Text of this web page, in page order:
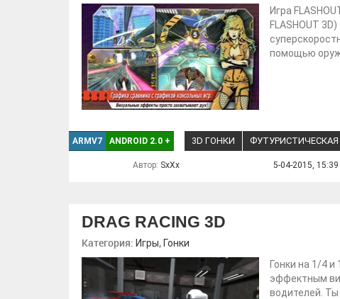
Игра
FLASHOUT
помощью
ARMV7 ANDROID 2.0 + 3D ГОНКИ ФУТУРИСТИЧЕСКАЯ
Автор: SxXx 5-04-2015, 15:39
DRAG RACING 3D
Категория: Игры, Гонки
Гонки на 1/4
эффектным
водителей.